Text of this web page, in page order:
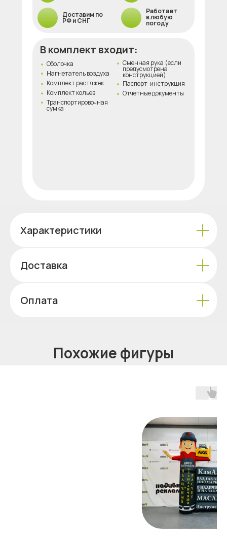
В комплект входит:
Работает
в любую
погоду
Доставим по
РФ и СНГ
Оболочка
Нагнетатель воздуха
Комплект кольев Отчетные документы
Паспорт-инструкция
Транспортировочная
сумка
Сменная рука (если
предусмотрена
конструкцией)
Комплект растяжек
Характеристики
Доставка
Оплата
Похожие фигуры